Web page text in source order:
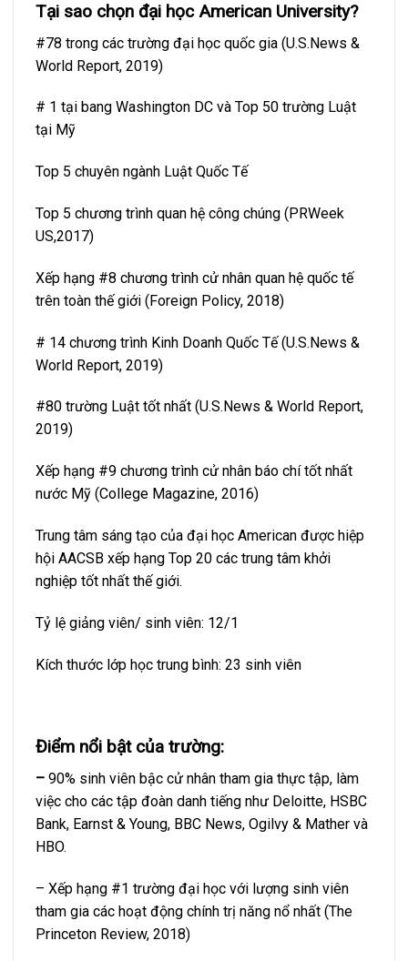
Tại sao chọn đại học American University?
#78 trong các trường đại học quốc gia (U.S.News &
World Report, 2019)
# 1 tại bang Washington DC và Top 50 trường Luật
tại Mỹ
Top 5 chuyên ngành Luật Quốc Tế
Top 5 chương trình quan hệ công chúng (PRWeek
US,2017)
Xếp hạng #8 chương trình cử nhân quan hệ quốc tế
trên toàn thế giới (Foreign Policy, 2018)
# 14 chương trình Kinh Doanh Quốc Tế (U.S.News &
World Report, 2019)
#80 trường Luật tốt nhất (U.S.News & World Report,
2019)
Xếp hạng #9 chương trình cử nhân báo chí tốt nhất
nước Mỹ (College Magazine, 2016)
Trung tâm sáng tạo của đại học American được hiệp
hội AACSB xếp hạng Top 20 các trung tâm khởi
nghiệp tốt nhất thế giới.
Tỷ lệ giảng viên/ sinh viên: 12/1
Kích thước lớp học trung bình: 23 sinh viên
Điểm nổi bật của trường:
– 90% sinh viên bậc cử nhân tham gia thực tập, làm
việc cho các tập đoàn danh tiếng như Deloitte, HSBC
Bank, Earnst & Young, BBC News, Ogilvy & Mather và
HBO.
– Xếp hạng #1 trường đại học với lượng sinh viên
tham gia các hoạt động chính trị năng nổ nhất (The
Princeton Review, 2018)